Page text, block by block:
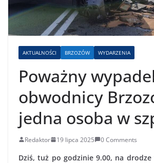
AKTUALNOŚCI BRZOZÓW WYDARZENIA
Poważny
obwodnicy
jedna osoba w
Redaktor 19 lipca 2025 0 Comments
Dziś, tuż po godzinie 9.00, na